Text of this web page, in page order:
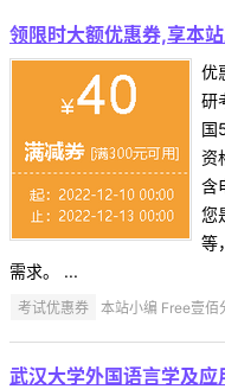
领限时大额优惠券,享本
优
研
国
资
含
您
等
需求。 ...
考试优惠券 本站小编 Free壹
武汉大学外国语言学及应